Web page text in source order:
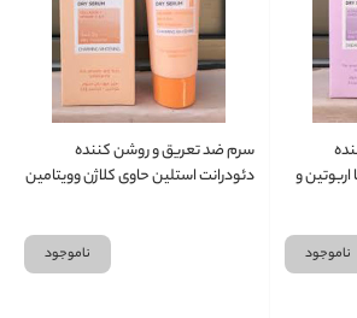
و
ناموجود
سرم ضد تعریق و روشن کننده
دئودرانت استلین حاوی کلاژن وویتامین
ناموجود